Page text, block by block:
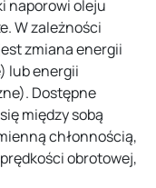
naporowi oleju
W zależności
zmiana energii
lub energii
Dostępne
między sobą
chłonnością,
obrotowej,